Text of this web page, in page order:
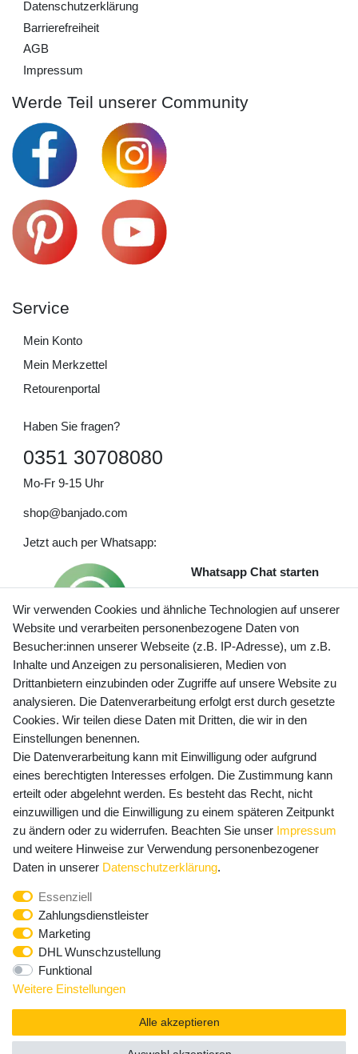
Daten­schutz­erklärung
Barrierefreiheit
AGB
Impressum
Werde Teil unserer Community
Service
Mein Konto
Mein Merkzettel
Retourenportal
Haben Sie fragen?
0351 30708080
Mo-Fr 9-15 Uhr
shop@banjado.com
Jetzt auch per Whatsapp:
Whatsapp Chat starten
Preisangaben inkl. gesetzl. MwSt. und zzgl. Service- und
Versandkosten
Newsletter Anmeldung - Keine Angebote
mehr verpassen!
E-MAIL **
Newsletter
Honig
Hiermit bestätige ich, dass ich dieDaten­schutz­erklärung
widerrufen.**
Abonnieren
** Hierbei handelt es sich um ein Pflichtfeld.
Wir verwenden Cookies und ähnliche Technologien auf unserer
Website und verarbeiten personenbezogene Daten von
Besucher:innen unserer Webseite (z.B. IP-Adresse), um z.B.
Inhalte und Anzeigen zu personalisieren, Medien von
Drittanbietern einzubinden oder Zugriffe auf unsere Website zu
analysieren. Die Datenverarbeitung erfolgt erst durch gesetzte
Cookies. Wir teilen diese Daten mit Dritten, die wir in den
Einstellungen benennen.
Die Datenverarbeitung kann mit Einwilligung oder aufgrund
eines berechtigten Interesses erfolgen. Die Zustimmung kann
erteilt oder abgelehnt werden. Es besteht das Recht, nicht
einzuwilligen und die Einwilligung zu einem späteren Zeitpunkt
zu ändern oder zu widerrufen. Beachten Sie unser Impressum
und weitere Hinweise zur Verwendung personenbezogener
Daten in unserer Daten­schutz­erklärung.
Essenziell
Zahlungsdienstleister
Marketing
DHL Wunschzustellung
Funktional
Weitere Einstellungen
Alle akzeptieren